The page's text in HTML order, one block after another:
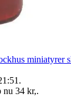
miniatyrer
.
nu 34 kr,.